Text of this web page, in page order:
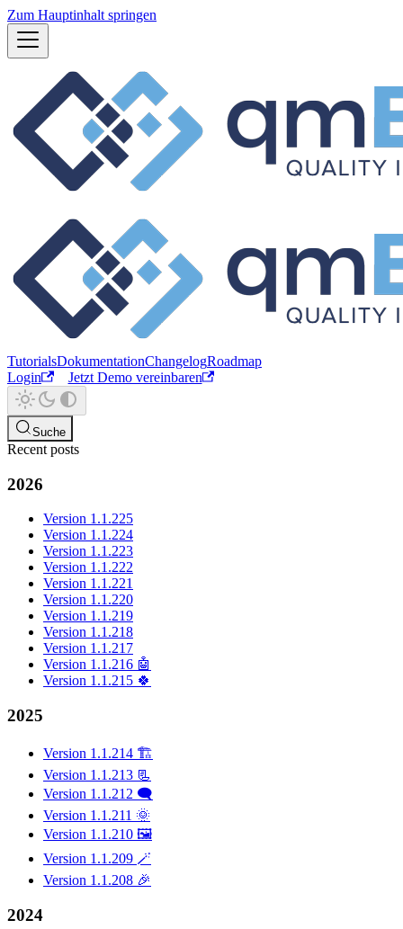
Zum Hauptinhalt springen
TutorialsDokumentationChangelogRoadmap
Login
Jetzt Demo vereinbaren
Suche
Recent posts
2026
Version 1.1.225
Version 1.1.224
Version 1.1.223
Version 1.1.222
Version 1.1.221
Version 1.1.220
Version 1.1.219
Version 1.1.218
Version 1.1.217
Version 1.1.216 🤖
Version 1.1.215 🍀
2025
Version 1.1.214 🏗️
Version 1.1.213 📃
Version 1.1.212 🗨️
Version 1.1.211 🌞
Version 1.1.210 🖼️
Version 1.1.209 🪄
Version 1.1.208 🎉
2024